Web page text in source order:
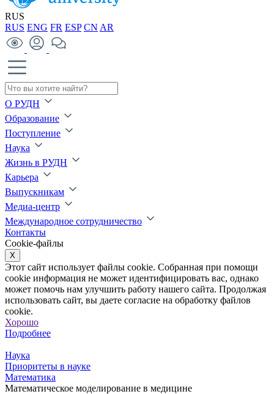
RUS
RUS ENG FR ESP CN AR
О РУДН
Образование
Поступление
Наука
Жизнь в РУДН
Карьера
Выпускникам
Медиа-центр
Международное сотрудничество
Контакты
Cookie-файлы
X
Этот сайт использует файлы cookie. Собранная при помощи
cookie информация не может идентифицировать вас, однако
может помочь нам улучшить работу нашего сайта. Продолжая
использовать сайт, вы даете согласие на обработку файлов
cookie.
Хорошо
Подробнее
Наука
Приоритеты в науке
Математика
Математическое моделирование в медицине